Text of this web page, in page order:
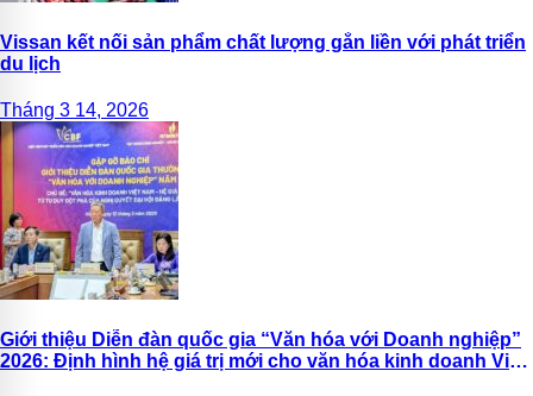
Vissan kết nối sản phẩm chất lượng gắn liền với phát triển
du lịch
Tháng 3 14, 2026
Giới thiệu Diễn đàn quốc gia “Văn hóa với Doanh nghiệp”
2026: Định hình hệ giá trị mới cho văn hóa kinh doanh Việt